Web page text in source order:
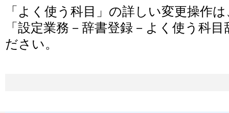
「よく使う科目」の詳しい変更操作
「設定業務－辞書登録－よく使う科
ださい。